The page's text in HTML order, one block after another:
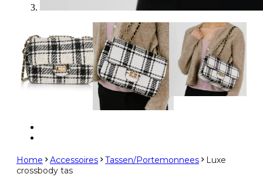
Home Accessoires Tassen/Portemonnees
Luxe
crossbody tas